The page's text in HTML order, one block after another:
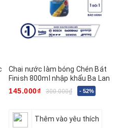
Chai nước làm bóng Chén Bát
Finish 800ml nhập khẩu Ba Lan
145.000₫
300.000₫ - 52%
Thêm vào yêu thích